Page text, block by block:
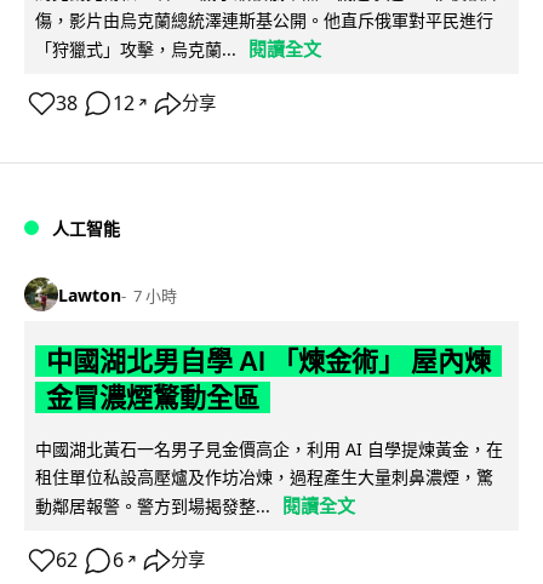
傷，影片由烏克蘭總統澤連斯基公開。他直斥俄軍對平民進行
「狩獵式」攻擊，烏克蘭...
閱讀全文
38 12 ↗ 分享
人工智能
Lawton 7 小時
中國湖北男自學 AI 「煉金術」 屋內煉
金冒濃煙驚動全區
中國湖北黃石一名男子見金價高企，利用 AI 自學提煉黃金，在
租住單位私設高壓爐及作坊冶煉，過程產生大量刺鼻濃煙，驚
動鄰居報警。警方到場揭發整...
閱讀全文
62 6 ↗ 分享